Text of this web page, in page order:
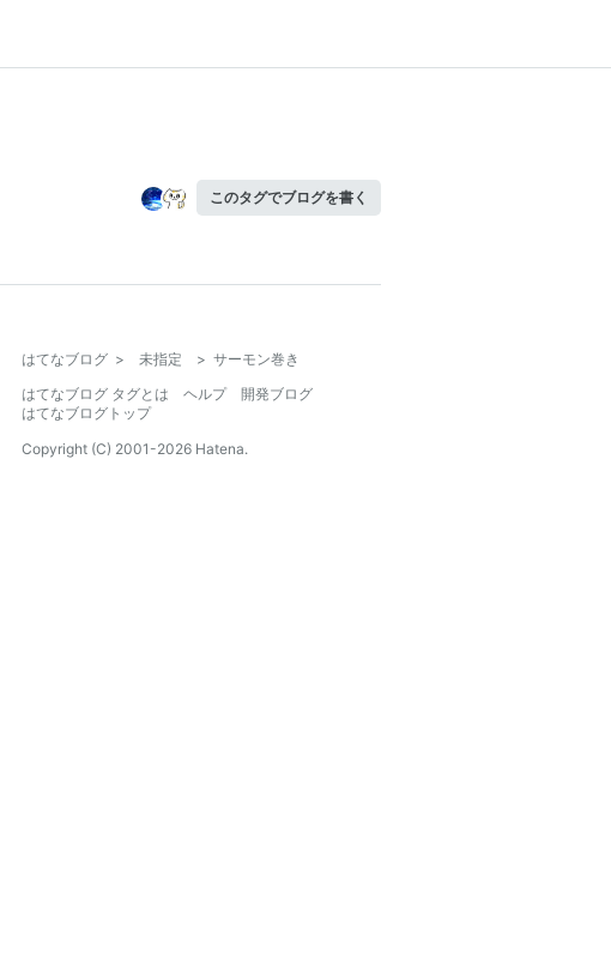
このタグでブログを書く
はてなブログ > 未指定 > サーモン巻き
はてなブログ タグとは
ヘルプ
開発ブログ
はてなブログトップ
Copyright (C) 2001-2026 Hatena.